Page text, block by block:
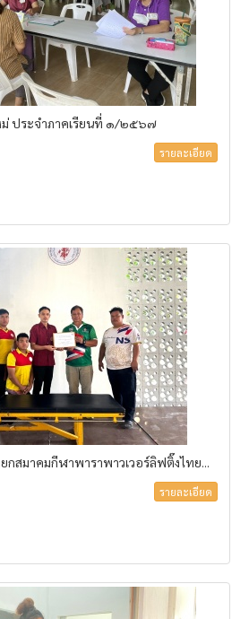
ม่ ประจำภาคเรียนที่ ๑/๒๕๖๗
รายละเอียด
กสมาคมกีฬาพาราพาวเวอร์ลิฟติ๊งไทย...
รายละเอียด